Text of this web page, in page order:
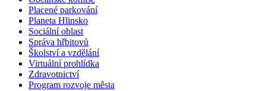
Placené parkování
Planeta Hlinsko
Sociální oblast
Správa hřbitovů
Školství a vzdělání
Virtuální prohlídka
Zdravotnictví
Program rozvoje města